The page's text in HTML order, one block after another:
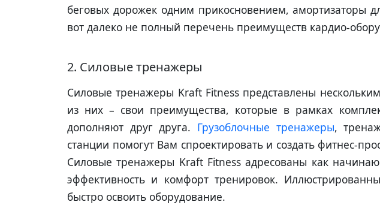
беговых дорожек одним прикосновением, амортизаторы
вот далеко не полный перечень преимуществ кардио-
2. Силовые тренажеры
Силовые тренажеры Kraft Fitness представлены
из них – свои преимущества, которые в рамках
дополняют друг друга. Грузоблочные тренажеры,
станции помогут Вам спроектировать и создать фитнес-
Силовые тренажеры Kraft Fitness адресованы как
эффективность и комфорт тренировок.
быстро освоить оборудование.